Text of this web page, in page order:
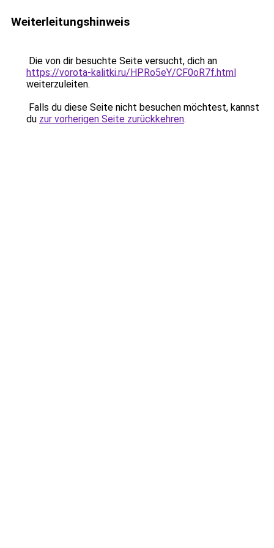
Weiterleitungshinweis
Die von dir besuchte Seite versucht, dich an
https://vorota-kalitki.ru/HPRo5eY/CF0oR7f.html
weiterzuleiten.
Falls du diese Seite nicht besuchen möchtest, kannst
du zur vorherigen Seite zurückkehren.